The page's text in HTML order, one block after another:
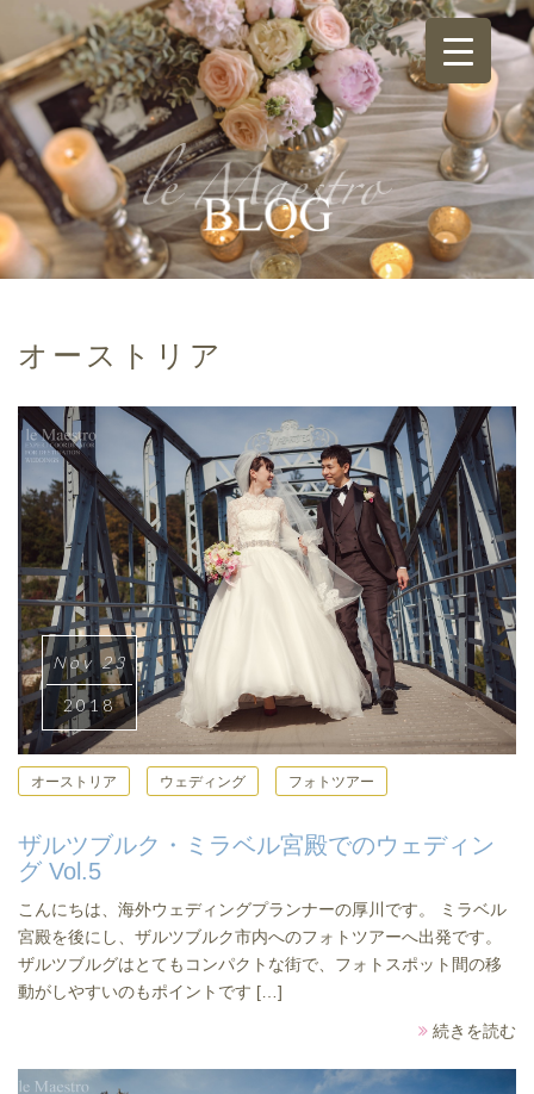
オーストリア
Nov 23
2018
オーストリア ウェディング フォトツアー
ザルツブルク・ミラベル宮殿でのウェディン
グ Vol.5
こんにちは、海外ウェディングプランナーの厚川です。 ミラベル
宮殿を後にし、ザルツブルク市内へのフォトツアーへ出発です。
ザルツブルグはとてもコンパクトな街で、フォトスポット間の移
動がしやすいのもポイントです […]
続きを読む